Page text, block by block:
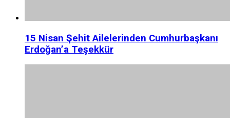
15 Nisan Şehit Ailelerinden Cumhurbaşkanı
Erdoğan’a Teşekkür